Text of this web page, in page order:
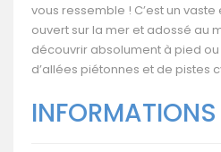
vous ressemble ! C’est un
ouvert sur la mer et adossé au
découvrir absolument à pied
d’allées piétonnes et de pistes
INFORMATIONS